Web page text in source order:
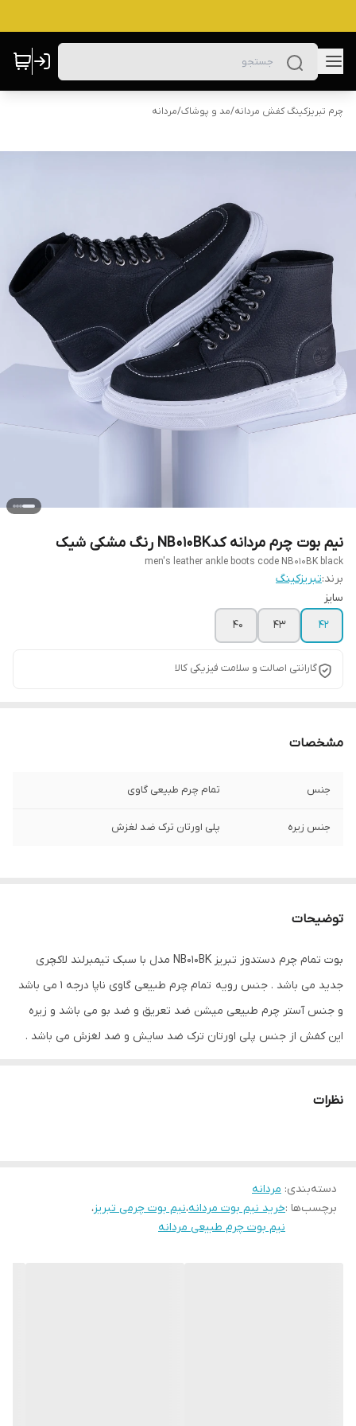
چرم تبریزکینگ کفش مردانه/مد و پوشاک/مردانه
نیم بوت چرم مردانه کدNB010BK رنگ مشکی شیک
men's leather ankle boots code NB010BK black
برند:تبریزکینگ
سایز
42
43
40
گارانتی اصالت و سلامت فیزیکی کالا
مشخصات
جنس تمام چرم طبیعی گاوی
جنس زیره پلی اورتان ترک ضد لغزش
توضیحات
بوت تمام چرم دستدوز تبریز NB010BK مدل با سبک تیمبرلند لاکچری
جدید می باشد . جنس رویه تمام چرم طبیعی گاوی ناپا درجه 1 می باشد
و جنس آستر چرم طبیعی میشن ضد تعریق و ضد بو می باشد و زیره
این کفش از جنس پلی اورتان ترک ضد سایش و ضد لغزش می باشد .
سایز 40 طول داخل 26.7 سانت
سایز 41 طول داخل 27.5 سانت
نظرات
دسته‌بندی: مردانه
برچسب‌ها :خرید نیم بوت مردانه،نیم بوت چرمی تبریز،
نیم بوت چرم طبیعی مردانه